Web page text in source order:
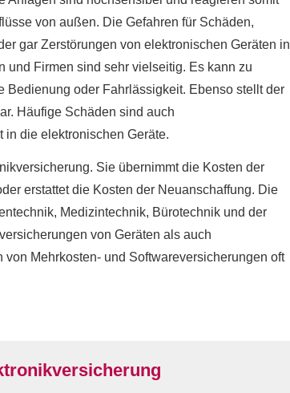
von außen. Die Gefahren für Schäden,
gar Zerstörungen von elektronischen Geräten in
und Firmen sind sehr vielseitig. Es kann zu
Bedienung oder Fahrlässigkeit. Ebenso stellt der
Häufige Schäden sind auch
die elektronischen Geräte.
Sie übernimmt die Kosten der
erstattet die Kosten der Neuanschaffung. Die
Medizintechnik, Bürotechnik und der
von Geräten als auch
Mehrkosten- und Softwareversicherungen oft